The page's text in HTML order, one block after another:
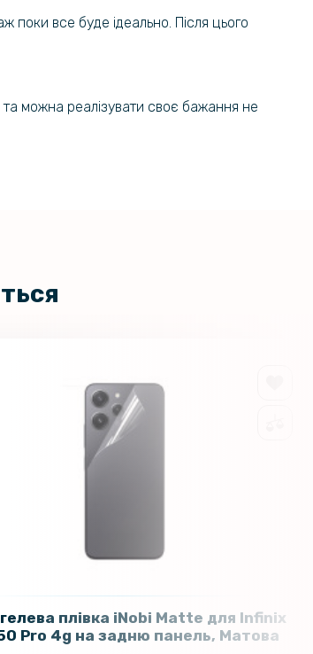
поки все буде ідеально. Після цього
можна реалізувати своє бажання не
плівка iNobi Matte для Infinix
Pro 4g на задню панель, Матова